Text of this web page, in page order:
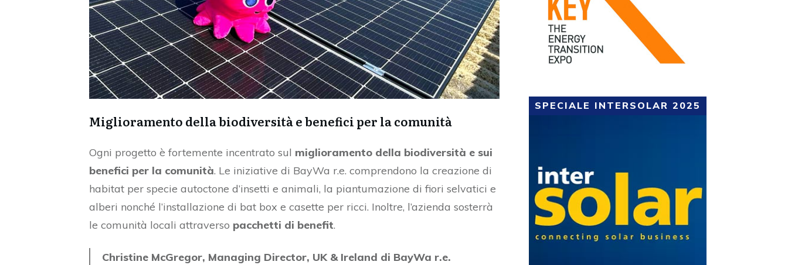
Miglioramento della biodiversità e benefici per la comunità
Ogni progetto è fortemente incentrato sul miglioramento della biodiversità e sui
benefici per la comunità. Le iniziative di BayWa r.e. comprendono la creazione di
habitat per specie autoctone d’insetti e animali, la piantumazione di fiori selvatici e
alberi nonché l’installazione di bat box e casette per ricci. Inoltre, l’azienda sosterrà
le comunità locali attraverso pacchetti di benefit.
Christine McGregor, Managing Director, UK & Ireland di BayWa r.e.
SPECIALE INTERSOLAR 2025